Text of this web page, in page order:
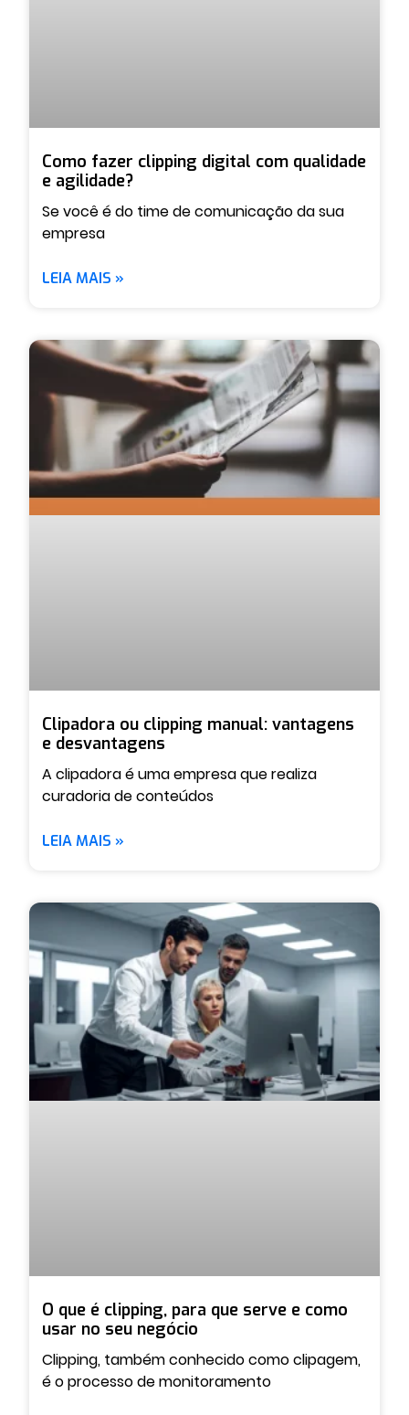
Como fazer clipping digital com qualidade
e agilidade?
Se você é do time de comunicação da sua
empresa
LEIA MAIS »
Clipadora ou clipping manual: vantagens
e desvantagens
A clipadora é uma empresa que realiza
curadoria de conteúdos
LEIA MAIS »
O que é clipping, para que serve e como
usar no seu negócio
Clipping, também conhecido como clipagem,
é o processo de monitoramento